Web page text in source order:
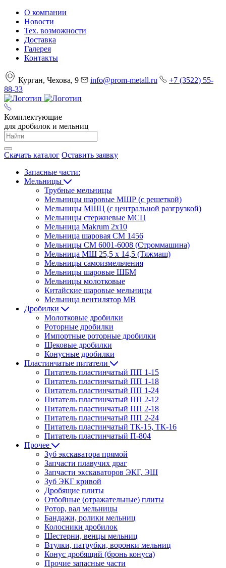
О компании
Новости
Тех. возможности
Доставка
Галерея
Контакты
Курган, Чехова, 9 info@prom-metall.ru
+7 (3522) 55-
88-33
Комплектующие
для дробилок и мельниц
Скачать каталог Оставить заявку
Запасные части:
Мельницы
Трубные мельницы
Мельницы шаровые МШР (с решеткой)
Мельницы МШЦ (с центральной разгрузкой)
Мельницы стержневые МСЦ
Мельница Makrum 2х10
Мельница шаровая СМ 1456
Мельницы СМ 6001-6008 (Строммашина)
Мельница МШ 25,5 х 14,5 (Тяжмаш)
Мельницы самоизмельчения
Мельницы шаровые ШБМ
Мельницы молотковые
Китайские шаровые мельницы
Мельница вентилятор МВ
Дробилки
Молотковые дробилки
Роторные дробилки
Импортные роторные дробилки
Щековые дробилки
Конусные дробилки
Пластинчатые питатели
Питатель пластинчатый ПП 1-15
Питатель пластинчатый ПП 1-18
Питатель пластинчатый ПП 1-24
Питатель пластинчатый ПП 2-12
Питатель пластинчатый ПП 2-18
Питатель пластинчатый ПП 2-24
Питатель пластинчатый ТК-15, ТК-16
Питатель пластинчатый П-804
Прочее
Зуб экскаватора прямой
Запчасти плавучих драг
Запчасти экскаваторов ЭКГ, ЭШ
Зуб ЭКГ кривой
Дробящие плиты
Отбойные (отражательные) плиты
Ротор, вал мельницы
Бандажи, ролики мельниц
Колосники дробилок
Шестерни, венцы мельниц
Втулки, патрубки, воронки мельниц
Конус дробящий (бронь конуса)
Прочие запасные части